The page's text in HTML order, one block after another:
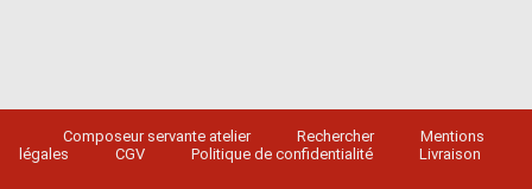
Composeur servante atelier Rechercher
Mentions
légales
CGV Politique de confidentialité Livraison